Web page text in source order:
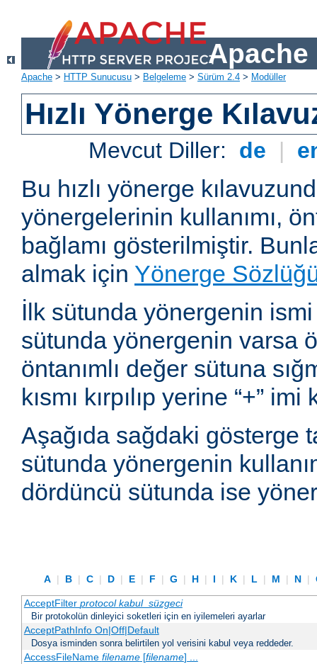
Apache
Apache > HTTP Sunucusu > Belgeleme > Sürüm 2.4 > Modüller
Hızlı Yönerge
Mevcut Diller: de |
Bu hızlı yönerge
yönergelerinin kullanımı,
bağlamı gösterilmiştir.
almak için Yönerge
İlk sütunda yönergenin
sütunda yönergenin varsa
öntanımlı değer sütuna
kısmı kırpılıp yerine “+”
Aşağıda sağdaki gösterge
sütunda yönergenin
dördüncü sütunda ise
A | B | C | D | E | F | G | H | I | K | L | M | N |
AcceptFilter protocol kabul_süzgeci
Bir protokolün dinleyici soketleri için en iyilemeleri ayarlar
AcceptPathInfo On|Off|Default
Dosya isminden sonra belirtilen yol verisini kabul veya reddeder.
AccessFileName filename[filename] ...